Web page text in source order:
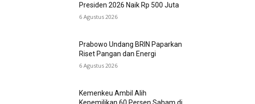
Presiden 2026 Naik Rp 500 Juta
6 Agustus 2026
Prabowo Undang BRIN Paparkan
Riset Pangan dan Energi
6 Agustus 2026
Kemenkeu Ambil Alih